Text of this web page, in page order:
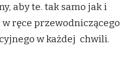
aby te. tak samo jak i
ręce przewodniczącego
w każdej chwili.